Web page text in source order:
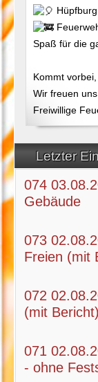
Letzter
074
Gebäude
073
Freien (mit
072
(mit Bericht)
071
- ohne
Hüpfburg
Spaß für die
Kommt
Wir freuen
Freiwillige